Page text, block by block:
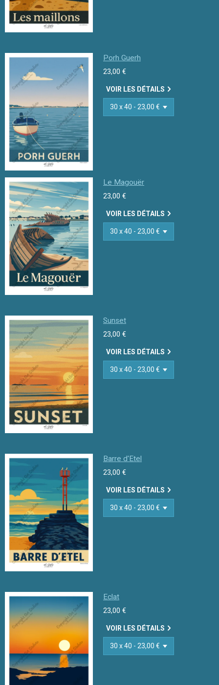
Porh Guerh
23,00 €
VOIR LES DÉTAILS
Le Magouër
23,00 €
VOIR LES DÉTAILS
Sunset
23,00 €
VOIR LES DÉTAILS
Barre d'Etel
23,00 €
VOIR LES DÉTAILS
Eclat
23,00 €
VOIR LES DÉTAILS